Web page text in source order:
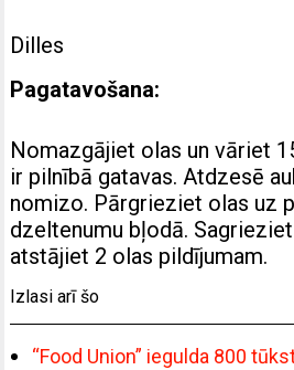
Dilles
Pagatavošana:
Nomazgājiet olas un vāriet
ir pilnībā gatavas. Atdzesē
nomizo. Pārgrieziet olas uz
dzeltenumu bļodā.
atstājiet 2 olas pildījumam.
Izlasi arī šo
“Food Union” iegulda 800